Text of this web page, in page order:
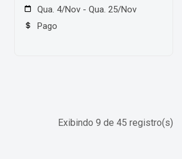
Qua. 4/Nov - Qua. 25/Nov
Pago
Exibindo 9 de 45 registro(s)